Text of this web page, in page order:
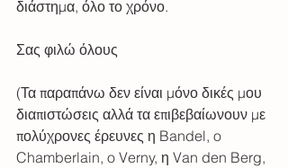
διάστημα, όλο το χρόνο.
Σας φιλώ όλους
(Τα παραπάνω δεν είναι μόνο δικές μου
διαπιστώσεις αλλά τα επιβεβαίωνουν με
πολύχρονες έρευνες η Bandel, o
Chamberlain, o Verny, η Van den Berg,